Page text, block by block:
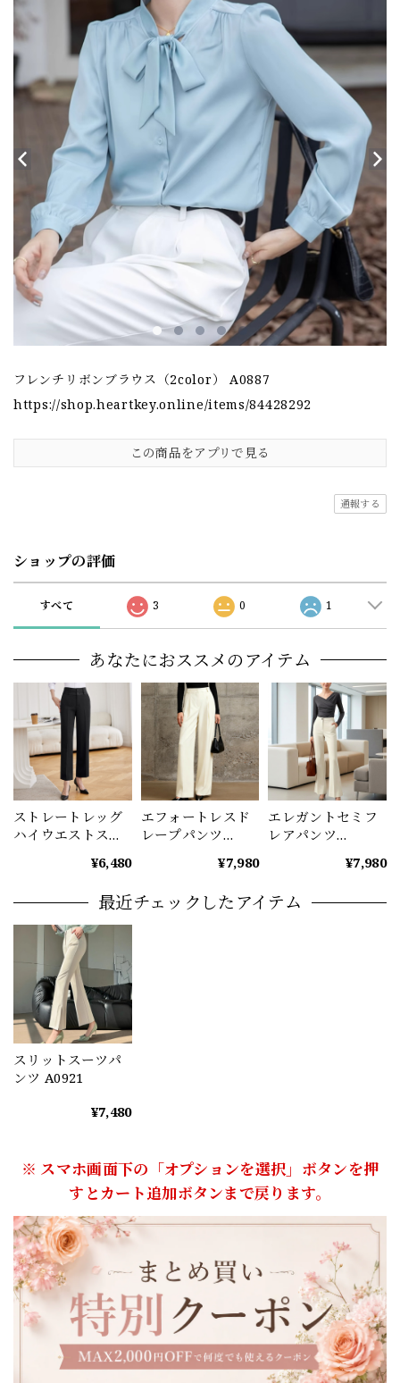
フレンチリボンブラウス（2color） A0887
https://shop.heartkey.online/items/84428292
この商品をアプリで見る
通報する
ショップの評価
すべて 3 0 1
あなたにおススメのアイテム
ストレートレッグ
ハイウエストスー
（2color） A1128
¥6,480
エフォートレスド
レープパンツ
¥7,980
エレガントセミフ
レアパンツ
¥7,980
最近チェックしたアイテム
スリットスーツパ
ンツ A0921
¥7,480
※ スマホ画面下の「オプションを選択」ボタンを押
すとカート追加ボタンまで戻ります。